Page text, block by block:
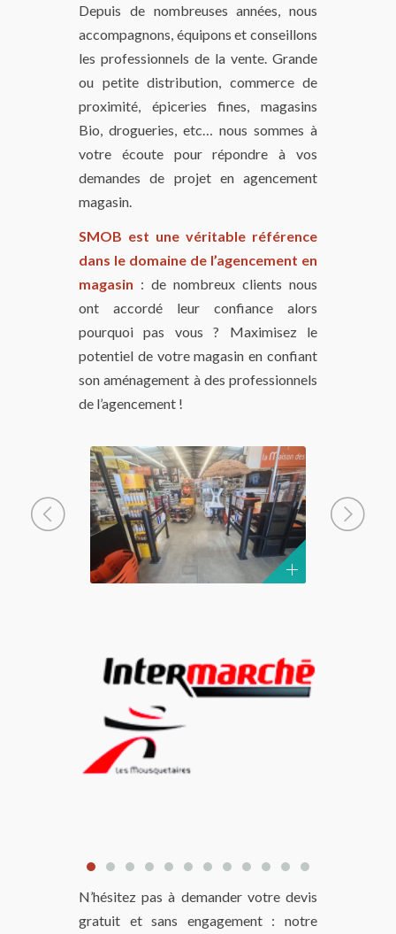
Depuis de nombreuses années, nous
accompagnons, équipons et conseillons
les professionnels de la vente. Grande
ou petite distribution, commerce de
proximité, épiceries fines, magasins
Bio, drogueries, etc… nous sommes à
votre écoute pour répondre à vos
demandes de projet en agencement
magasin.
SMOB est une véritable référence
dans le domaine de l’agencement en
magasin : de nombreux clients nous
ont accordé leur confiance alors
pourquoi pas vous ? Maximisez le
potentiel de votre magasin en confiant
son aménagement à des professionnels
de l’agencement !
N’hésitez pas à demander votre devis
gratuit et sans engagement : notre